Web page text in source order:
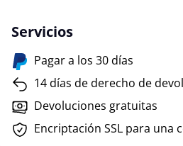
Servicios
Pagar a los 30 días
14 días de derecho de
Devoluciones gratuitas
Encriptación SSL para una